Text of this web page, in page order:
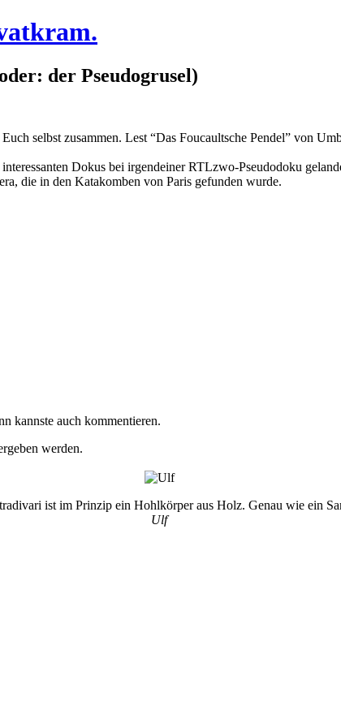
der Pseudogrusel)
selbst zusammen. Lest “Das Foucaultsche Pendel” von
Dokus bei irgendeiner RTLzwo-Pseudodoku
die in den Katakomben von Paris gefunden wurde.
kannste auch kommentieren.
werden.
ist im Prinzip ein Hohlkörper aus Holz. Genau wie ein
Ulf